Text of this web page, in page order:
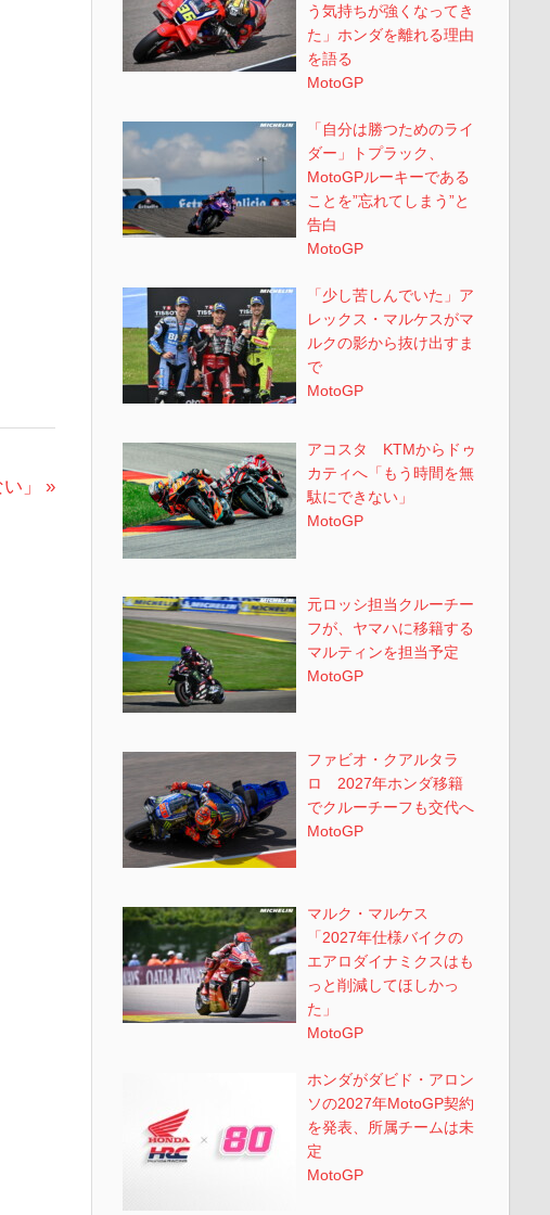
」
う気持ちが強くなってき
た」ホンダを離れる理由
を語る
MotoGP
「自分は勝つためのライ
ダー」トプラック、
MotoGPルーキーである
ことを”忘れてしまう”と
告白
MotoGP
「少し苦しんでいた」ア
レックス・マルケスがマ
ルクの影から抜け出すま
で
MotoGP
アコスタ KTMからドゥ
カティへ「もう時間を無
駄にできない」
MotoGP
元ロッシ担当クルーチー
フが、ヤマハに移籍する
マルティンを担当予定
MotoGP
ファビオ・クアルタラ
ロ 2027年ホンダ移籍
でクルーチーフも交代へ
MotoGP
マルク・マルケス
「2027年仕様バイクの
エアロダイナミクスはも
っと削減してほしかっ
た」
MotoGP
ホンダがダビド・アロン
ソの2027年MotoGP契約
を発表、所属チームは未
定
MotoGP